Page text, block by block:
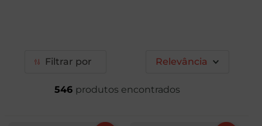
Filtrar Relevância
546